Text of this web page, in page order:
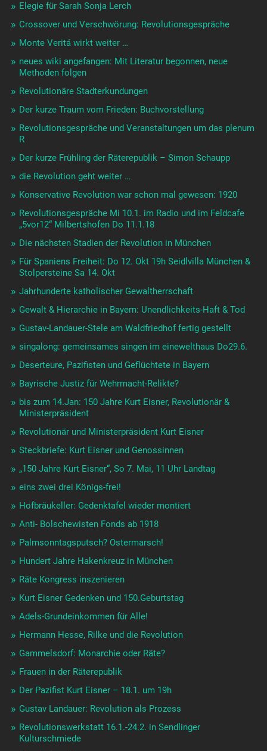
Elegie für Sarah Sonja Lerch
Crossover und Verschwörung: Revolutionsgespräche
Monte Veritá wirkt weiter …
neues wiki angefangen: Mit Literatur begonnen, neue
Methoden folgen
Revolutionäre Stadterkundungen
Der kurze Traum vom Frieden: Buchvorstellung
Revolutionsgespräche und Veranstaltungen um das plenum
R
Der kurze Frühling der Räterepublik – Simon Schaupp
die Revolution geht weiter …
Konservative Revolution war schon mal gewesen: 1920
Revolutionsgespräche Mi 10.1. im Radio und im Feldcafe
„5vor12“ Milbertshofen Do 11.1.18
Die nächsten Stadien der Revolution in München
Für Spaniens Freiheit: Do 12. Okt 19h Seidlvilla München &
Stolpersteine Sa 14. Okt
Jahrhunderte katholischer Gewaltherrschaft
Gewalt & Hierarchie in Bayern: Unendlichkeits-Haft & Tod
Gustav-Landauer-Stele am Waldfriedhof fertig gestellt
singalong: gemeinsames singen im einewelthaus Do29.6.
Deserteure, Pazifisten und Geflüchtete in Bayern
Bayrische Justiz für Wehrmacht-Relikte?
bis zum 14.Jan: 150 Jahre Kurt Eisner, Revolutionär &
Ministerpräsident
Revolutionär und Ministerpräsident Kurt Eisner
Steckbriefe: Kurt Eisner und Genossinnen
„150 Jahre Kurt Eisner“, So 7. Mai, 11 Uhr Landtag
eins zwei drei Königs-frei!
Hofbräukeller: Gedenktafel wieder montiert
Anti- Bolschewisten Fonds ab 1918
Palmsonntagsputsch? Ostermarsch!
Hundert Jahre Hakenkreuz in München
Räte Kongress inszenieren
Kurt Eisner Gedenken und 150.Geburtstag
Adels-Grundeinkommen für Alle!
Hermann Hesse, Rilke und die Revolution
Gammelsdorf: Monarchie oder Räte?
Frauen in der Räterepublik
Der Pazifist Kurt Eisner – 18.1. um 19h
Gustav Landauer: Revolution als Prozess
Revolutionswerkstatt 16.1.-24.2. in Sendlinger
Kulturschmiede